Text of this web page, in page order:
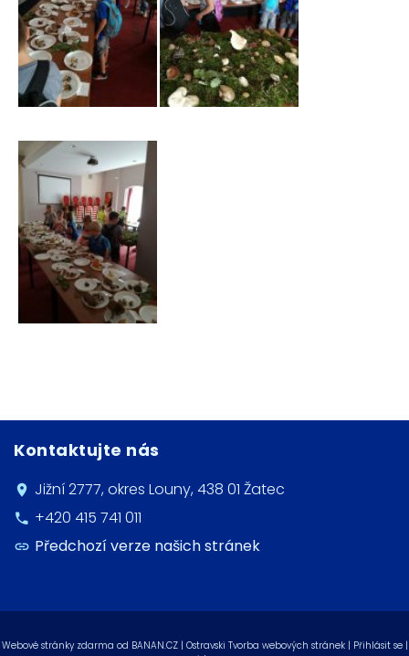
Kontaktujte nás
Jižní 2777, okres Louny, 438 01 Žatec
+420 415 741 011
Předchozí verze našich stránek
Webové stránky zdarma od BANAN.CZ| Ostravski Tvorba webových stránek | Přihlásit se |